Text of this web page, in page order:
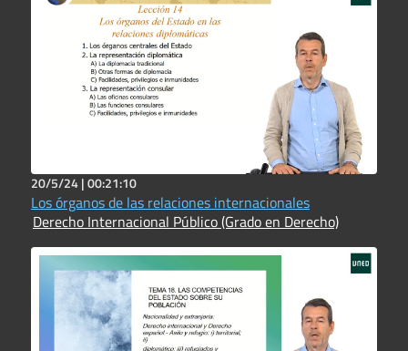
20/5/24 |00:21:10
Los órganos de las relaciones internacionales
Derecho Internacional Público (Grado en Derecho)